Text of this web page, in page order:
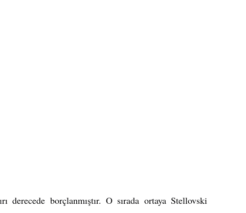
derecede borçlanmıştır. O sırada ortaya Stellovski